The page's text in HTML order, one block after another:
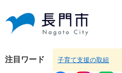
頭
飛注目ワード 子育て支援の取組